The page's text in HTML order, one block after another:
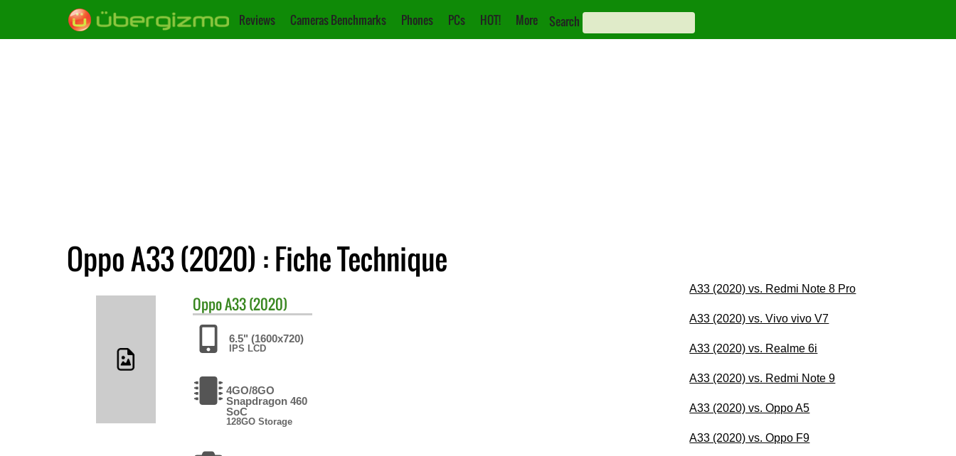
Reviews Cameras Benchmarks Phones PCs HOT! More Search
Oppo A33 (2020) : Fiche Technique
OppoA33 (2020)
6.5" (1600x720)
IPS LCD
4GO/8GO
Snapdragon 460
SoC
128GO Storage
A33 (2020) vs. Redmi Note 8 Pro
A33 (2020) vs. Vivo vivo V7
A33 (2020) vs. Realme 6i
A33 (2020) vs. Redmi Note 9
A33 (2020) vs. Oppo A5
A33 (2020) vs. Oppo F9